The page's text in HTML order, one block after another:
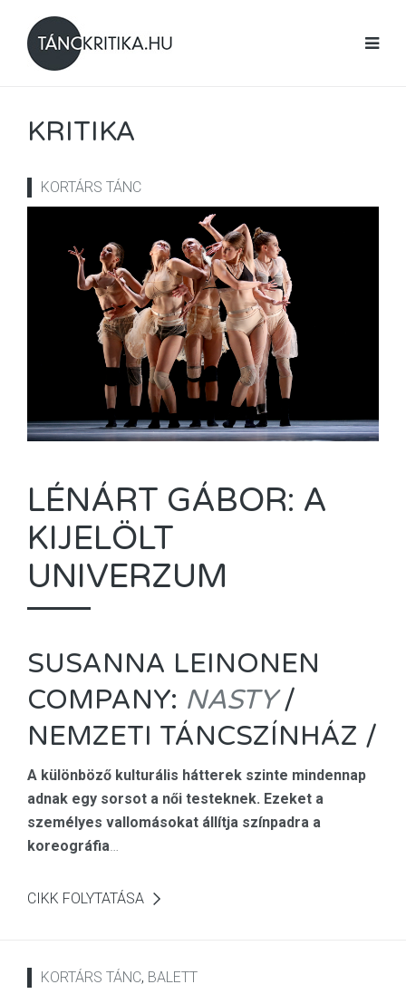
KRITIKA
KORTÁRS TÁNC
LÉNÁRT GÁBOR: A
KIJELÖLT
UNIVERZUM
SUSANNA LEINONEN
COMPANY: NASTY/
NEMZETI TÁNCSZÍNHÁZ /
A különböző kulturális hátterek szinte mindennap
adnak egy sorsot a női testeknek. Ezeket a
személyes vallomásokat állítja színpadra a
koreográfia
CIKK FOLYTATÁSA
KORTÁRS TÁNC, BALETT